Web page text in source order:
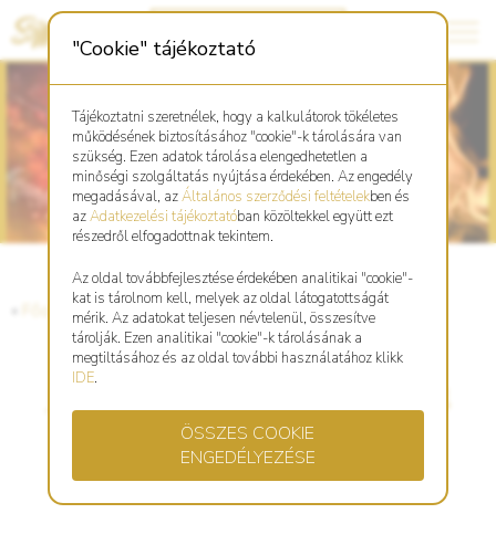
"Cookie" tájékoztató
Tájékoztatni szeretnélek, hogy a kalkulátorok tökéletes
működésének biztosításához "cookie"-k tárolására van
szükség. Ezen adatok tárolása elengedhetetlen a
minőségi szolgáltatás nyújtása érdekében. Az engedély
megadásával, azÁltalános szerződési feltételekben és
azAdatkezelési tájékoztatóban közöltekkel együtt ezt
részedről elfogadottnak tekintem.
Az oldal továbbfejlesztése érdekében analitikai "cookie"-
kat is tárolnom kell, melyek az oldal látogatottságát
mérik. Az adatokat teljesen névtelenül, összesítve
tárolják. Ezen analitikai "cookie"-k tárolásának a
megtiltásához és az oldal további használatához klikk
IDE.
ÖSSZES COOKIE
ENGEDÉLYEZÉSE
Főoldal«Blog
Jin Fém Kecske hónap, 2024
Júliusi energiák